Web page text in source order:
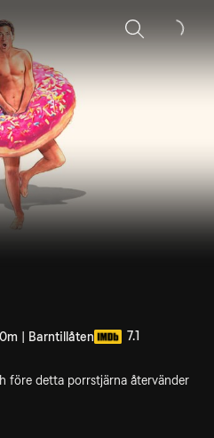
Sök
| Barntillåten 7.1
före detta porrstjärna återvänder